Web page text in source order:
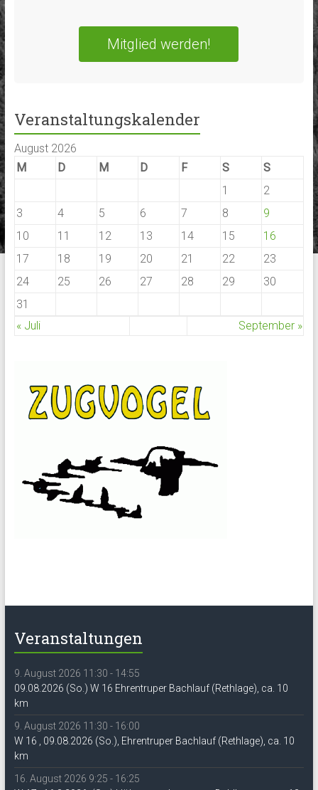
Mitglied werden!
Veranstaltungskalender
August 2026
M
D M D F S
S
1
2
3
4 5 6 7 8
9
10
11 12 13 14 15
16
17
18 19 20 21 22
23
24
25 26 27 28 29
30
31
« Juli
September »
Veranstaltungen
9. August 2026 11:30 - 14:55
09.08.2026 (So.) W 16 Ehrentruper Bachlauf (Rethlage), ca. 10
km
9. August 2026 11:30 - 16:00
W 16 , 09.08.2026 (So.), Ehrentruper Bachlauf (Rethlage), ca. 10
km
16. August 2026 9:25 - 16:25